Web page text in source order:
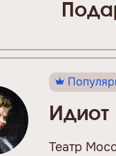
Идиот
Театр